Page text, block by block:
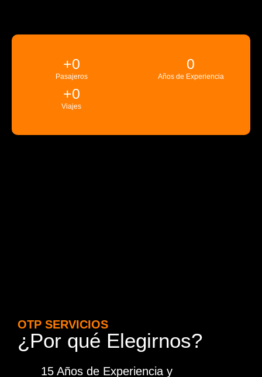
Pasajeros
+0
Años de Experiencia
0
Viajes
+0
OTP SERVICIOS
¿Por qué Elegirnos?
15 Años de Experiencia y